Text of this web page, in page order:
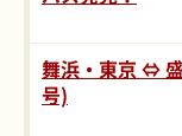
舞浜・東京 ⇔
号)